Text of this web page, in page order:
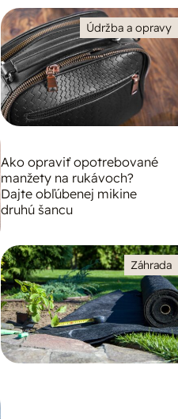
Údržba a opravy
Ako opraviť opotrebované
manžety na rukávoch?
Dajte obľúbenej mikine
druhú šancu
Záhrada